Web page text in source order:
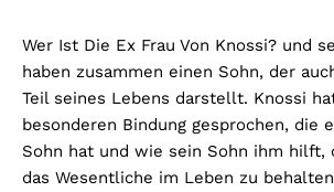
Wer Ist Die Ex Frau Von Knossi? und
haben zusammen einen Sohn, der
Teil seines Lebens darstellt. Knossi
besonderen Bindung gesprochen, die
Sohn hat und wie sein Sohn ihm hilft,
das Wesentliche im Leben zu